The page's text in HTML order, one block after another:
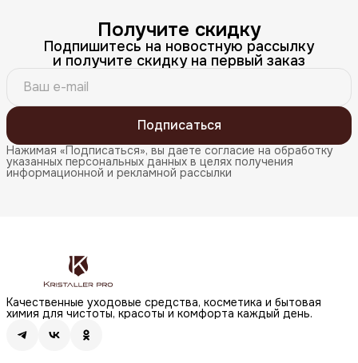
Получите скидку
Подпишитесь на новостную рассылку
и получите скидку на первый заказ
Подписаться
Нажимая «Подписаться», вы даете согласие на обработку
указанных персональных данных в целях получения
информационной и рекламной рассылки
Качественные уходовые средства, косметика и бытовая
химия для чистоты, красоты и комфорта каждый день.